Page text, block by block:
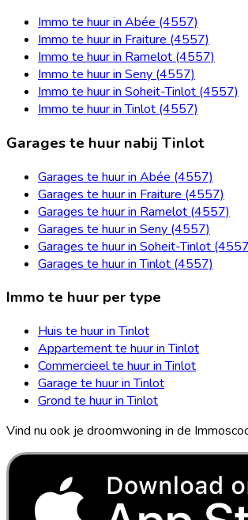
Immo te huur in Abée (4557)
Immo te huur in Fraiture (4557)
Immo te huur in Ramelot (4557)
Immo te huur in Seny (4557)
Immo te huur in Soheit-Tinlot (4557)
Immo te huur in Tinlot (4557)
Garages te huur nabij Tinlot
Garages te huur in Abée (4557)
Garages te huur in Fraiture (4557)
Garages te huur in Ramelot (4557)
Garages te huur in Seny (4557)
Garages te huur in Soheit-Tinlot
Garages te huur in Tinlot (4557)
Immo te huur per type
Huis te huur in Tinlot
Appartement te huur in Tinlot
Commercieel te huur in Tinlot
Garage te huur in Tinlot
Grond te huur in Tinlot
Vind nu ook je droomwoning in de